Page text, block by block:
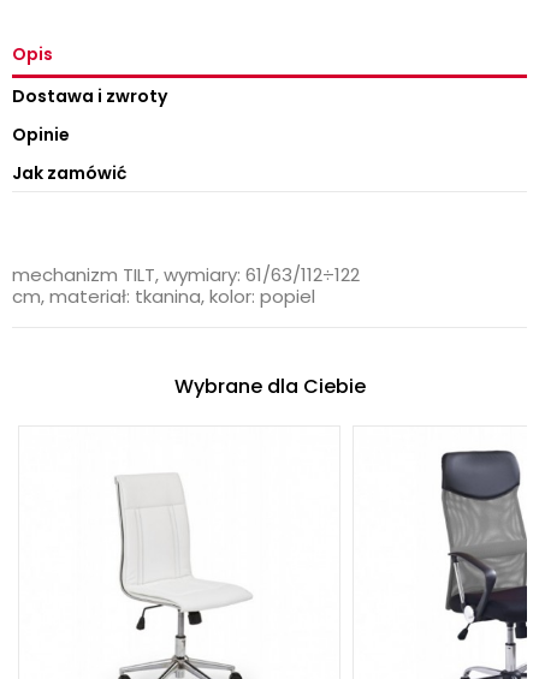
Opis
Dostawa i zwroty
Opinie
Jak zamówić
mechanizm TILT, wymiary: 61/63/112÷122
cm, materiał: tkanina, kolor: popiel
Wybrane dla Ciebie